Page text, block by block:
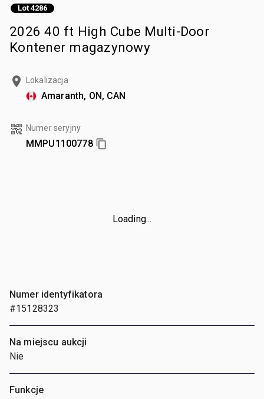
Lot 4286
2026 40 ft High Cube Multi-Door
Kontener magazynowy
Lokalizacja
Amaranth, ON, CAN
Numer seryjny
MMPU1100778
Loading...
Numer identyfikatora
#15128323
Na miejscu aukcji
Nie
Funkcje